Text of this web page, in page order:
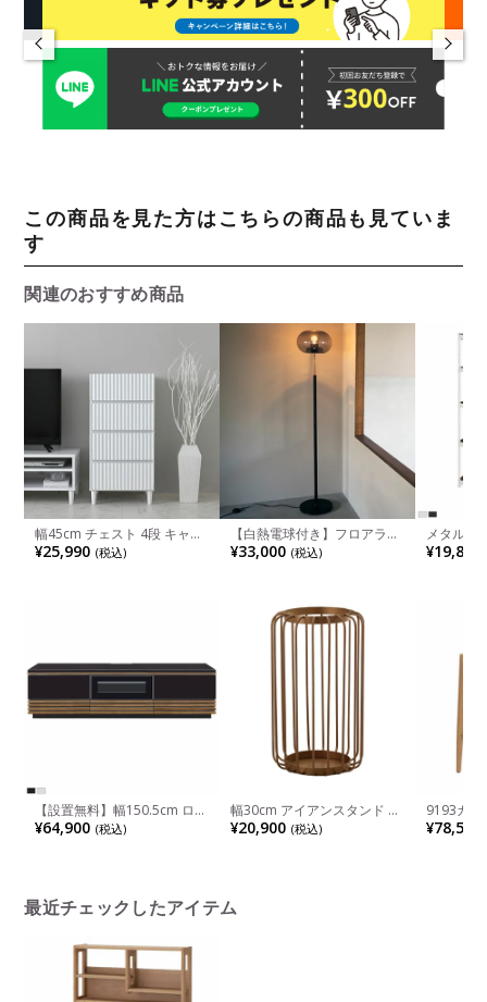
この商品を見た方はこちらの商品も見ていま
す
関連のおすすめ商品
幅45cm チェスト 4段 キャビ
ネット 収納 引き出し リビン
グ収納 脚付き リビングボー
¥25,990 (税込)
【白熱電球付き】フロアラン
プ メランデル フロアライト
床置き 照明 インテリア ガラ
¥33,000 (税込)
メタル&
フ5段 耐
あたり
¥19,800
【設置無料】幅150.5cm ロー
ボード テレビボード テレビ
台 UV塗装天板 北欧風 和モダ
¥64,900 (税込)
幅30cm アイアンスタンド ア
イアン フラワースタンド オ
ブジェ 花器 プランタースタ
¥20,900 (税込)
9193カウ
面高さ
ィアデザ
¥78,500
最近チェックしたアイテム